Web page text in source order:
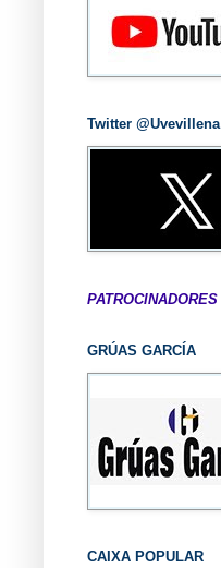
Twitter @Uvevillena
PATROCINADORES
GRÚAS GARCÍA
CAIXA POPULAR